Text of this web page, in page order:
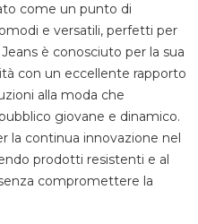
come un punto di
e versatili, perfetti per
è conosciuto per la sua
con un eccellente rapporto
alla moda che
giovane e dinamico.
la continua innovazione nel
prodotti resistenti e al
compromettere la